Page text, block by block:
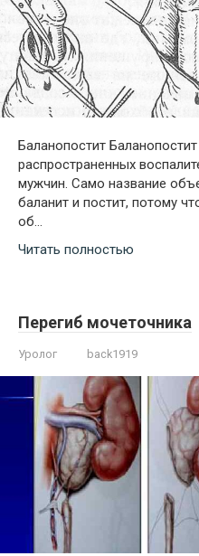
Баланопостит
распространенных
мужчин. Само название
баланит и постит, потому
об…
Читать полностью
Перегиб мочеточника
Уролог back1919